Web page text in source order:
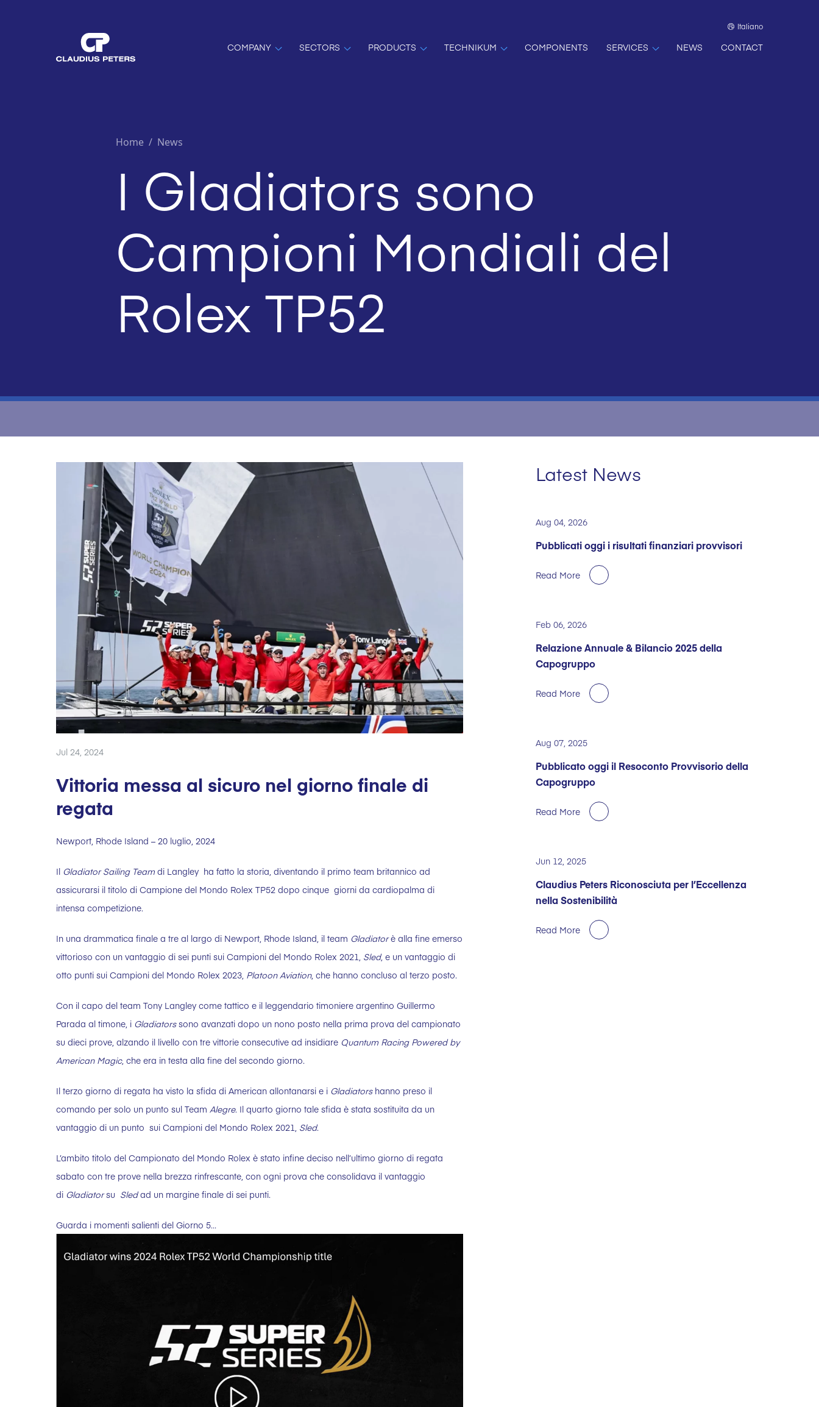
Italiano
COMPANY SECTORS PRODUCTS TECHNIKUM COMPONENTS SERVICES NEWS CONTACT
Home / News
I Gladiators sono
Campioni Mondiali del
Rolex TP52
Jul 24, 2024
Vittoria messa al sicuro nel giorno finale di
regata
Newport, Rhode Island – 20 luglio, 2024
Il Gladiator Sailing Team di Langley ha fatto la storia, diventando il primo team britannico ad
assicurarsi il titolo di Campione del Mondo Rolex TP52 dopo cinque giorni da cardiopalma di
intensa competizione.
In una drammatica finale a tre al largo di Newport, Rhode Island, il team Gladiatorè alla fine emerso
vittorioso con un vantaggio di sei punti sui Campioni del Mondo Rolex 2021, Sled, e un vantaggio di
otto punti sui Campioni del Mondo Rolex 2023, Platoon Aviation, che hanno concluso al terzo posto.
Con il capo del team Tony Langley come tattico e il leggendario timoniere argentino Guillermo
Parada al timone, i Gladiatorssono avanzati dopo un nono posto nella prima prova del campionato
su dieci prove, alzando il livello con tre vittorie consecutive ad insidiare Quantum Racing Powered by
American Magic, che era in testa alla fine del secondo giorno.
Il terzo giorno di regata ha visto la sfida di American allontanarsi e i Gladiatorshanno preso il
comando per solo un punto sul Team Alegre. Il quarto giorno tale sfida è stata sostituita da un
vantaggio di un punto sui Campioni del Mondo Rolex 2021, Sled.
L’ambito titolo del Campionato del Mondo Rolex è stato infine deciso nell’ultimo giorno di regata
sabato con tre prove nella brezza rinfrescante, con ogni prova che consolidava il vantaggio
di Gladiatorsu Sledad un margine finale di sei punti.
Guarda i momenti salienti del Giorno 5…
Latest News
Aug 04, 2026
Pubblicati oggi i risultati finanziari provvisori
Read More
Feb 06, 2026
Relazione Annuale & Bilancio 2025 della
Capogruppo
Read More
Aug 07, 2025
Pubblicato oggi il Resoconto Provvisorio della
Capogruppo
Read More
Jun 12, 2025
Claudius Peters Riconosciuta per l’Eccellenza
nella Sostenibilità
Read More